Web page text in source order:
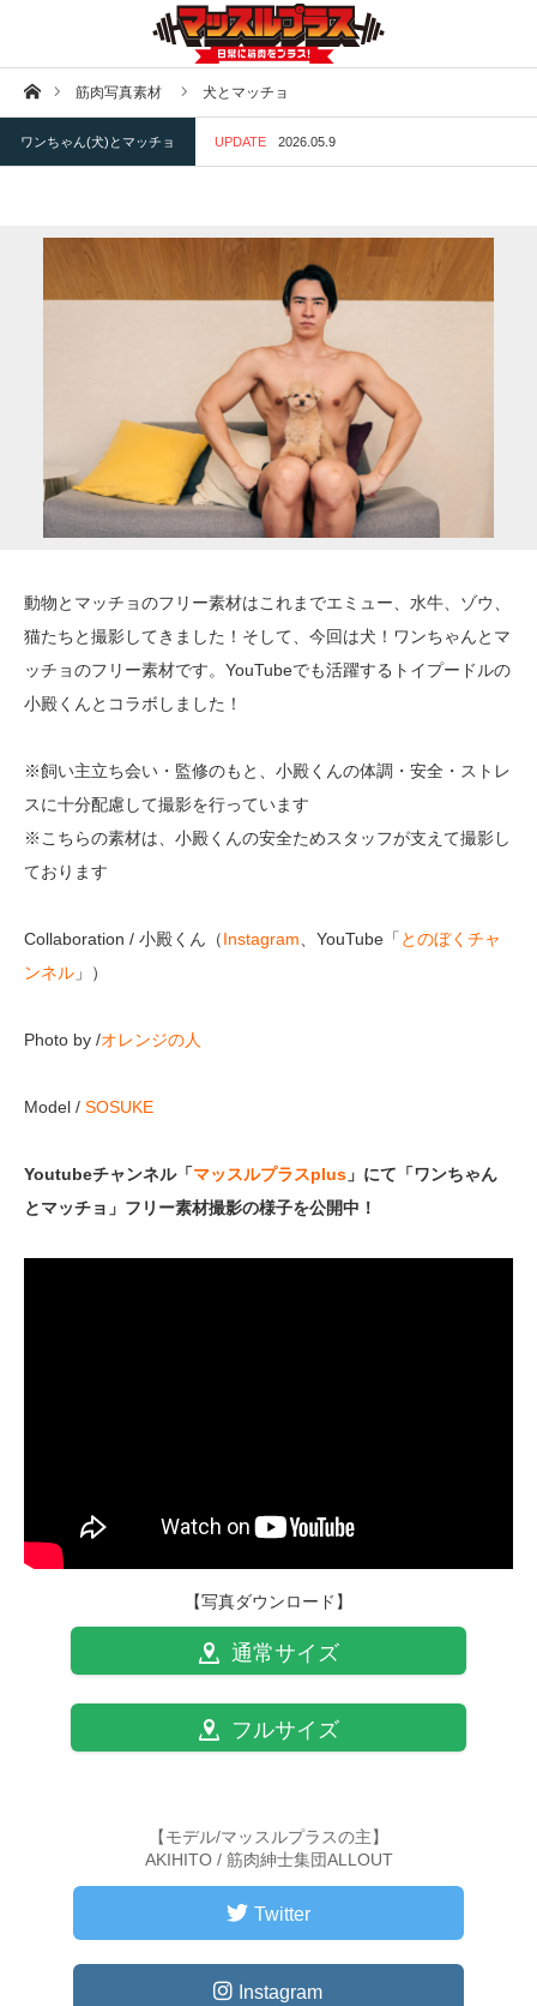
ホーム筋肉写真素材 犬とマッチョ
ワンちゃん(犬)とマッチョ UPDATE 2026.05.9
動物とマッチョのフリー素材はこれまでエミュー、水牛、ゾウ、
猫たちと撮影してきました！そして、今回は犬！ワンちゃんとマ
ッチョのフリー素材です。YouTubeでも活躍するトイプードルの
小殿くんとコラボしました！
※飼い主立ち会い・監修のもと、小殿くんの体調・安全・ストレ
スに十分配慮して撮影を行っています
※こちらの素材は、小殿くんの安全ためスタッフが支えて撮影し
ております
Collaboration / 小殿くん（Instagram 、YouTube「とのぼくチャ
ンネル 」）
Photo by /オレンジの人
Model / SOSUKE
Youtubeチャンネル「マッスルプラスplus 」にて「ワンちゃん
とマッチョ」フリー素材撮影の様子を公開中！
【写真ダウンロード】
通常サイズ
フルサイズ
【モデル/マッスルプラスの主】
AKIHITO / 筋肉紳士集団ALLOUT
Twitter
Instagram